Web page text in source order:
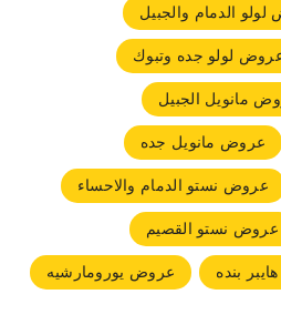
الدمام والجبيل
لولو جده وتبوك
مانويل الجبيل
عروض مانويل جده
عروض نستو الدمام والاحساء
عروض نستو القصيم
بنده عروض يورومارشيه